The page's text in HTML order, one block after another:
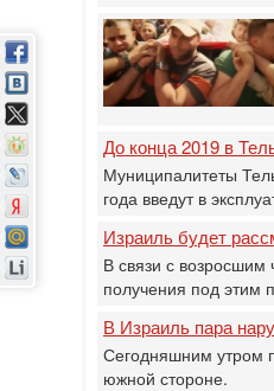
До конца 2019 в
Муниципалитеты
года введут в
Израиль будет
В связи с
получения под этим
В Израиль пара
Сегодняшним утром
южной стороне.